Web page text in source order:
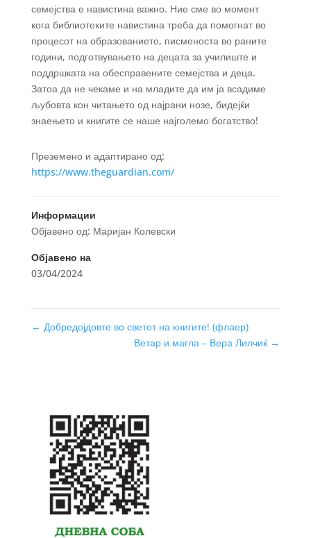
семејства е навистина важно. Ние сме во момент
кога библиотеките навистина треба да помогнат во
процесот на образованието, писменоста во раните
години, подготвувањето на децата за училиште и
поддршката на обесправените семејства и деца.
Затоа да не чекаме и на младите да им ја всадиме
љубовта кон читањето од најрани нозе, бидејќи
знаењето и книгите се наше најголемо богатство!
Преземено и адаптирано од:
https://www.theguardian.com/
Информации
Објавено од: Маријан Колевски
Објавено на
03/04/2024
← Добредојдовте во светот на книгите! (флаер)
Ветар и магла – Вера Лилчиќ →